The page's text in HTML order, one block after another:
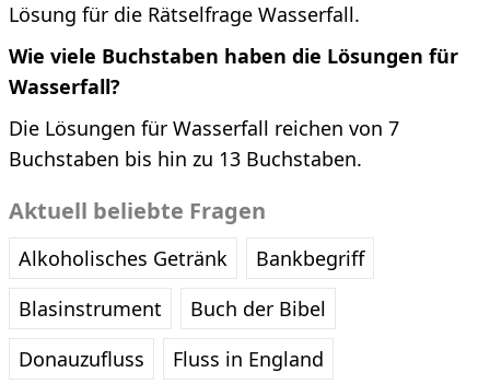
Lösung für die Rätselfrage Wasserfall.
Wie viele Buchstaben haben die Lösungen für
Wasserfall?
Die Lösungen für Wasserfall reichen von 7
Buchstaben bis hin zu 13 Buchstaben.
Aktuell beliebte Fragen
Alkoholisches Getränk
Bankbegriff
Blasinstrument
Buch der Bibel
Donauzufluss
Fluss in England